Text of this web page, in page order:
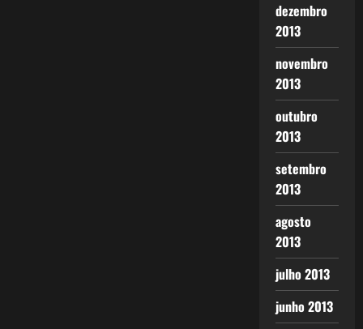
dezembro
2013
novembro
2013
outubro
2013
setembro
2013
agosto
2013
julho 2013
junho 2013